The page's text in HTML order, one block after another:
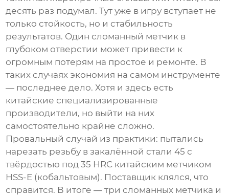
десять раз подумал. Тут уже в игру вступает не
только стойкость, но и стабильность
результатов. Один сломанный метчик в
глубоком отверстии может привести к
огромным потерям на простое и ремонте. В
таких случаях экономия на самом инструменте
— последнее дело. Хотя и здесь есть
китайские специализированные
производители, но выйти на них
самостоятельно крайне сложно.
Провальный случай из практики: пытались
нарезать резьбу в закалённой стали 45 с
твёрдостью под 35 HRC китайским метчиком
HSS-E (кобальтовым). Поставщик клялся, что
справится. В итоге — три сломанных метчика и